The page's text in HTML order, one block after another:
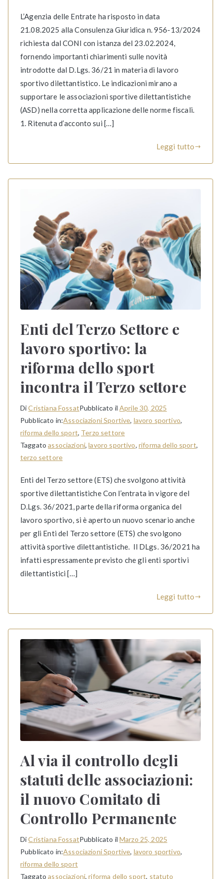
L’Agenzia delle Entrate ha risposto in data
21.08.2025 alla Consulenza Giuridica n. 956-13/2024
richiesta dal CONI con istanza del 23.02.2024,
fornendo importanti chiarimenti sulle novità
introdotte dal D.Lgs. 36/21 in materia di lavoro
sportivo dilettantistico. Le indicazioni mirano a
supportare le associazioni sportive dilettantistiche
(ASD) nella corretta applicazione delle norme fiscali.
1. Ritenuta d’acconto sui […]
Leggi tutto
Enti del Terzo Settore e
lavoro sportivo: la
riforma dello sport
incontra il Terzo settore
DiCristiana FossatPubblicato il Aprile 30, 2025
Pubblicato in:Associazioni Sportive, lavoro sportivo,
riforma dello sport, Terzo settore
Taggatoassociazioni,lavoro sportivo, riforma dello sport,
terzo settore
Enti del Terzo settore (ETS) che svolgono attività
sportive dilettantistiche Con l’entrata in vigore del
D.Lgs. 36/2021, parte della riforma organica del
lavoro sportivo, si è aperto un nuovo scenario anche
per gli Enti del Terzo settore (ETS) che svolgono
attività sportive dilettantistiche. Il DLgs. 36/2021 ha
infatti espressamente previsto che gli enti sportivi
dilettantistici […]
Leggi tutto
Al via il controllo degli
statuti delle associazioni:
il nuovo Comitato di
Controllo Permanente
DiCristiana FossatPubblicato il Marzo 25, 2025
Pubblicato in:Associazioni Sportive, lavoro sportivo,
riforma dello sport
Taggatoassociazioni,riforma dello sport, statuto